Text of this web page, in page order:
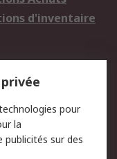
d'inventaire
des E-mails
pour
la
publicités sur des